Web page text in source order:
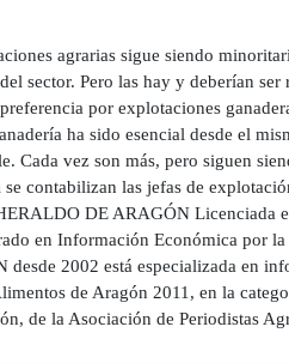
agrarias sigue siendo
sector. Pero las hay y deberían
por explotaciones
ha sido esencial desde el
Cada vez son más, pero siguen
contabilizan las jefas de
DE ARAGÓN Licenciada
en Información Económica por
2002 está especializada en
de Aragón 2011, en la
de la Asociación de Periodistas